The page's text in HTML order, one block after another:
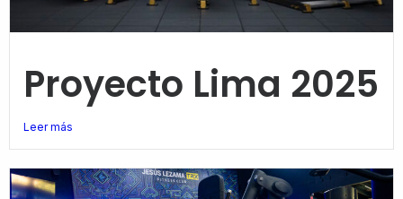
Proyecto Lima 2025
Leer más